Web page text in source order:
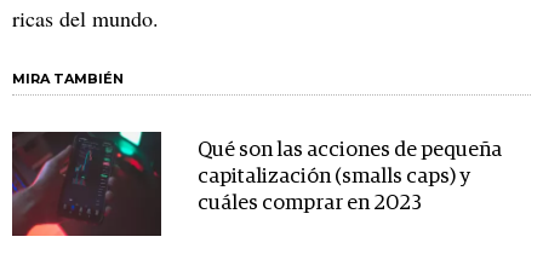
ricas del mundo.
MIRA TAMBIÉN
Qué son las acciones de pequeña
capitalización (smalls caps) y
cuáles comprar en 2023